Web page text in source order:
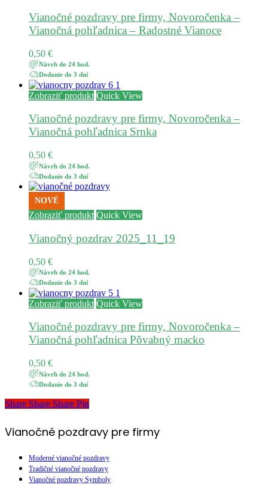
Vianočné pozdravy pre firmy, Novoročenka –
Vianočná pohľadnica – Radostné Vianoce
0,50 €
Návrh do 24 hod.
Dodanie do 3 dní
Zobraziť produkt Quick View
Vianočné pozdravy pre firmy, Novoročenka –
Vianočná pohľadnica Srnka
0,50 €
Návrh do 24 hod.
Dodanie do 3 dní
NOVÉ
Zobraziť produkt Quick View
Vianočný pozdrav 2025_11_19
0,50 €
Návrh do 24 hod.
Dodanie do 3 dní
Zobraziť produkt Quick View
Vianočné pozdravy pre firmy, Novoročenka –
Vianočná pohľadnica Pôvabný macko
0,50 €
Návrh do 24 hod.
Dodanie do 3 dní
Share
Share Share Share Pin
Vianočné pozdravy pre firmy
Moderné vianočné pozdravy
Tradičné vianočné pozdravy
Vianočné pozdravy Symboly